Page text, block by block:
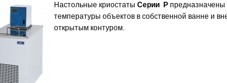
Настольные криостатыСерии P
температуры объектов в собственной ванне и
открытым контуром.